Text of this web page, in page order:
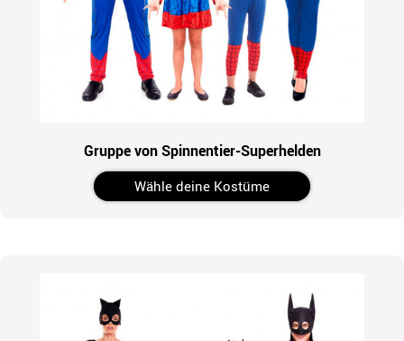
Gruppe von Spinnentier-Superhelden
Wähle deine Kostüme